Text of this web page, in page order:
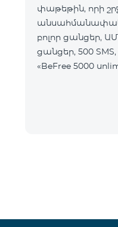
փաթեթին, որի
անսահմանափակ
բոլոր ցանցեր,
ցանցեր, 500 SMS,
«BeFree 5000